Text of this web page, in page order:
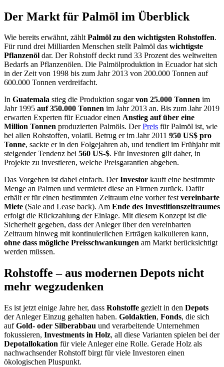
Der Markt für Palmöl im Überblick
Wie bereits erwähnt, zähltPalmöl zu den wichtigsten Rohstoffen.
Für rund drei Milliarden Menschen stellt Palmöl das wichtigste
Pflanzenöl dar. Der Rohstoff deckt rund 33 Prozent des weltweiten
Bedarfs an Pflanzenölen. Die Palmölproduktion in Ecuador hat sich
in der Zeit von 1998 bis zum Jahr 2013 von 200.000 Tonnen auf
600.000 Tonnen verdreifacht.
In Guatemala stieg die Produktion sogarvon 25.000 Tonnen im
Jahr 1995 auf 350.000 Tonnen im Jahr 2013 an. Bis zum Jahr 2019
erwarten Experten für Ecuador einen Anstieg auf über eine
Million Tonnen produzierten Palmöls. DerPreis für Palmöl ist, wie
bei allen Rohstoffen, volatil. Betrug er im Jahr 2011 950 US$ pro
Tonne, sackte er in den Folgejahren ab, und tendiert im Frühjahr mit
steigender Tendenz bei 560 US-$. Für Investoren gilt daher, in
Projekte zu investieren, welche Preisgarantien abgeben.
Das Vorgehen ist dabei einfach. DerInvestor kauft eine bestimmte
Menge an Palmen und vermietet diese an Firmen zurück. Dafür
erhält er für einen bestimmten Zeitraum eine vorher festvereinbarte
Miete (Sale and Lease back). Am Ende des Investitionszeitraumes
erfolgt die Rückzahlung der Einlage. Mit diesem Konzept ist die
Sicherheit gegeben, dass der Anleger über den vereinbarten
Zeitraum hinweg mit kontinuierlichen Erträgen kalkulieren kann,
ohne dass mögliche Preisschwankungen am Markt berücksichtigt
werden müssen.
Rohstoffe – aus modernen Depots nicht
mehr wegzudenken
Es ist jetzt einige Jahre her, dass Rohstoffe gezielt in den Depots
der Anleger Einzug gehalten haben. Goldaktien, Fonds, die sich
aufGold- oder Silberabbau und verarbeitende Unternehmen
fokussieren, Investments in Holz, all diese Varianten spielen bei der
Depotallokation für viele Anleger eine Rolle. Gerade Holz als
nachwachsender Rohstoff birgt für viele Investoren einen
ökologischen Pluspunkt.